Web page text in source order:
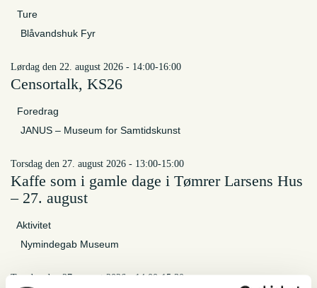
Ture
Blåvandshuk Fyr
lørdag den 22. august 2026 - 14:00-16:00
Censortalk, KS26
Foredrag
JANUS – Museum for Samtidskunst
torsdag den 27. august 2026 - 13:00-15:00
Kaffe som i gamle dage i Tømrer Larsens Hus
– 27. august
Aktivitet
Nymindegab Museum
torsdag den 27. august 2026 - 14:00-15:30